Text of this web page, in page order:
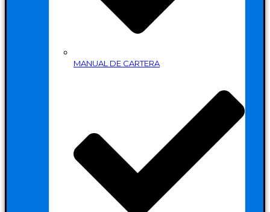
MANUAL DE CARTERA